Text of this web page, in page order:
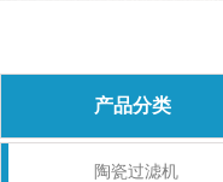
产品分类
陶瓷过滤机